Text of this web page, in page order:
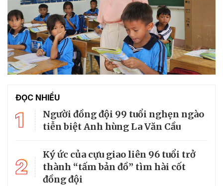
ĐỌC NHIỀU
1
Người đồng đội 99 tuổi nghẹn ngào
tiễn biệt Anh hùng La Văn Cầu
2
Ký ức của cựu giao liên 96 tuổi trở
thành “tấm bản đồ” tìm hài cốt
đồng đội